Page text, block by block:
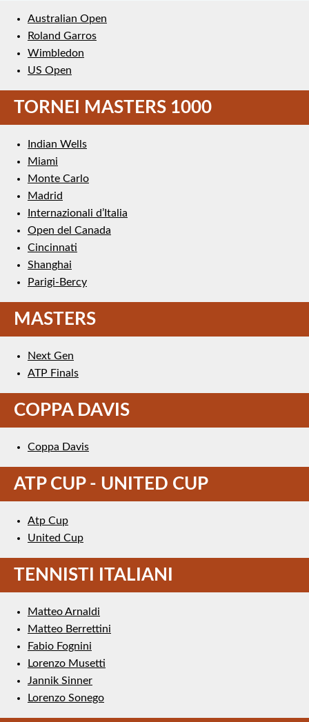
Australian Open
Roland Garros
Wimbledon
US Open
TORNEI MASTERS 1000
Indian Wells
Miami
Monte Carlo
Madrid
Internazionali d’Italia
Open del Canada
Cincinnati
Shanghai
Parigi-Bercy
MASTERS
Next Gen
ATP Finals
COPPA DAVIS
Coppa Davis
ATP CUP - UNITED CUP
Atp Cup
United Cup
TENNISTI ITALIANI
Matteo Arnaldi
Matteo Berrettini
Fabio Fognini
Lorenzo Musetti
Jannik Sinner
Lorenzo Sonego